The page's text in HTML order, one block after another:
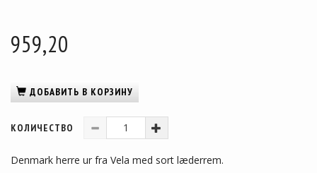
959,20
ДОБАВИТЬ В КОРЗИНУ
КОЛИЧЕСТВО
Denmark herre ur fra Vela med sort læderrem.